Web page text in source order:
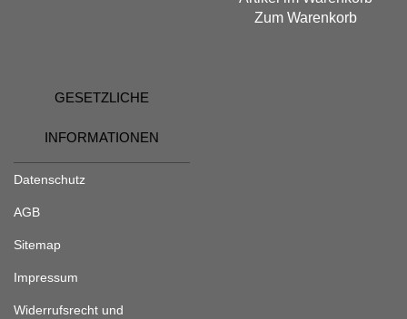
Zum Warenkorb
GESETZLICHE
INFORMATIONEN
Datenschutz
AGB
Sitemap
Impressum
Widerrufsrecht und